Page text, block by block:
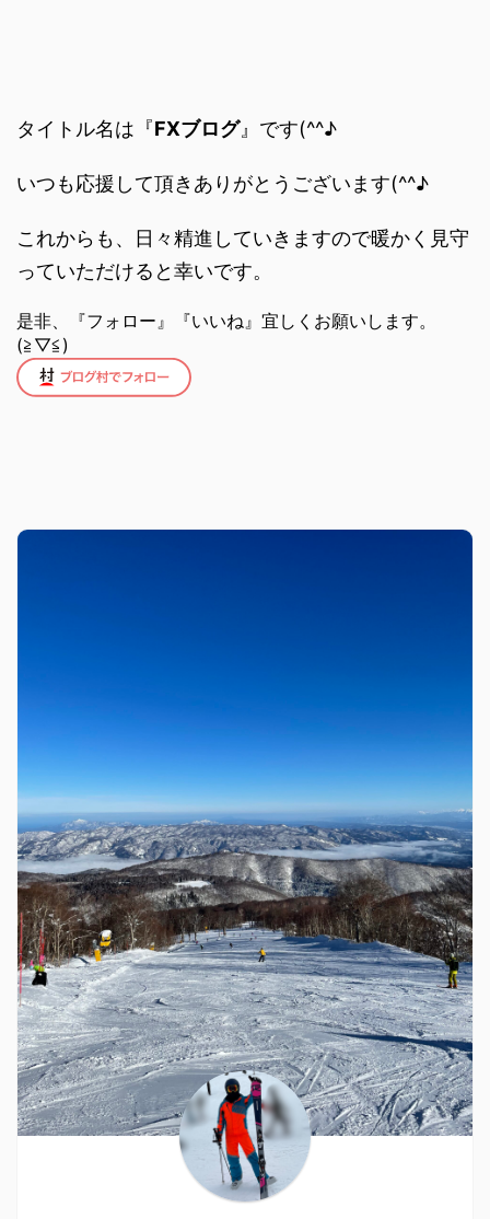
タイトル名は『FXブログ』です(^^♪
いつも応援して頂きありがとうございます(^^♪
これからも、日々精進していきますので暖かく見守
っていただけると幸いです。
是非、『フォロー』『いいね』宜しくお願いします。
(≧▽≦)